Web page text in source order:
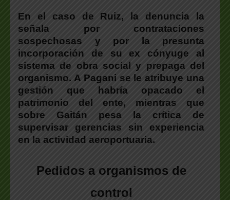
En el caso de Ruiz, la denuncia la
señala por contrataciones
sospechosas y por la presunta
incorporación de su ex cónyuge al
sistema de obra social y prepaga del
organismo. A Pagani se le atribuye una
gestión que habría opacado el
patrimonio del ente, mientras que
sobre Gaitán pesa la crítica de
supervisar gerencias sin experiencia
en la actividad aeroportuaria.
Pedidos a organismos de
control